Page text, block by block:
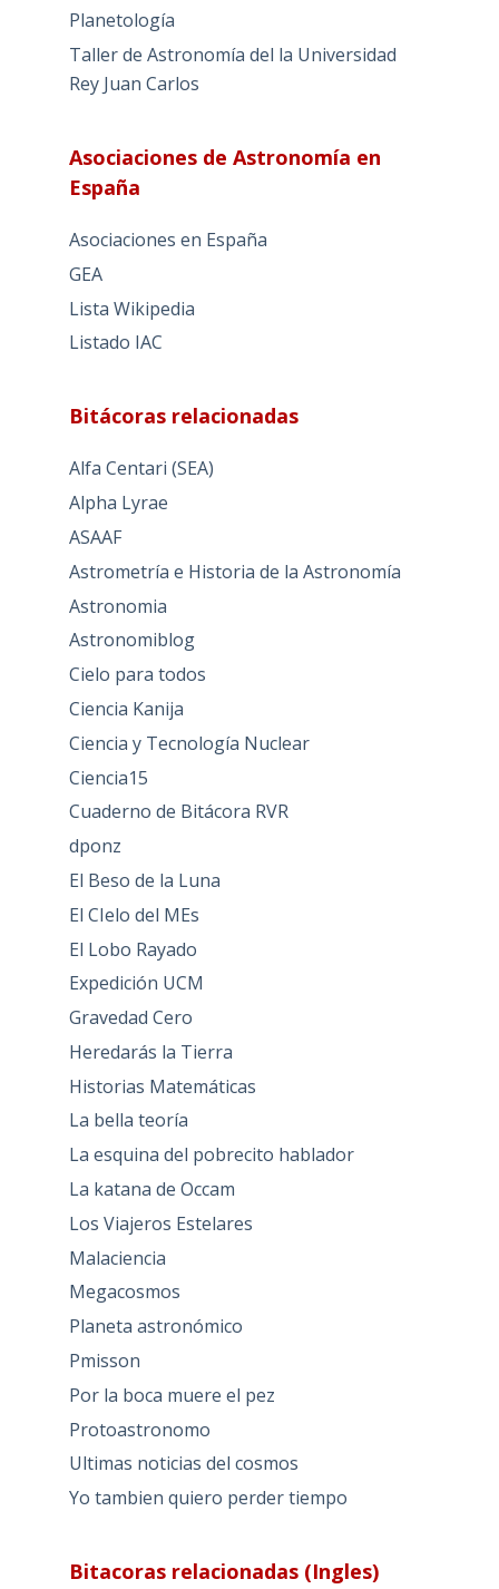
Planetología
Taller de Astronomía del la Universidad
Rey Juan Carlos
Asociaciones de Astronomía en
España
Asociaciones en España
GEA
Lista Wikipedia
Listado IAC
Bitácoras relacionadas
Alfa Centari (SEA)
Alpha Lyrae
ASAAF
Astrometría e Historia de la Astronomía
Astronomia
Astronomiblog
Cielo para todos
Ciencia Kanija
Ciencia y Tecnología Nuclear
Ciencia15
Cuaderno de Bitácora RVR
dponz
El Beso de la Luna
El CIelo del MEs
El Lobo Rayado
Expedición UCM
Gravedad Cero
Heredarás la Tierra
Historias Matemáticas
La bella teoría
La esquina del pobrecito hablador
La katana de Occam
Los Viajeros Estelares
Malaciencia
Megacosmos
Planeta astronómico
Pmisson
Por la boca muere el pez
Protoastronomo
Ultimas noticias del cosmos
Yo tambien quiero perder tiempo
Bitacoras relacionadas (Ingles)